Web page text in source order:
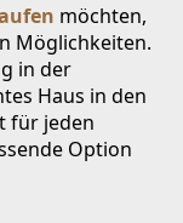
möchten,
Möglichkeiten.
in der
Haus in den
für jeden
Option